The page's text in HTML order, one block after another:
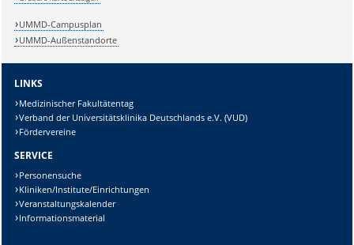
Sicherheitsabfrage:
Lösung:
UMMD-Campusplan
UMMD-Außenstandorte
LINKS
Medizinischer Fakultätentag
Verband der Universitätsklinika Deutschlands e.V. (VUD)
Fördervereine
SERVICE
Personensuche
Kliniken/Institute/Einrichtungen
Veranstaltungskalender
Informationsmaterial